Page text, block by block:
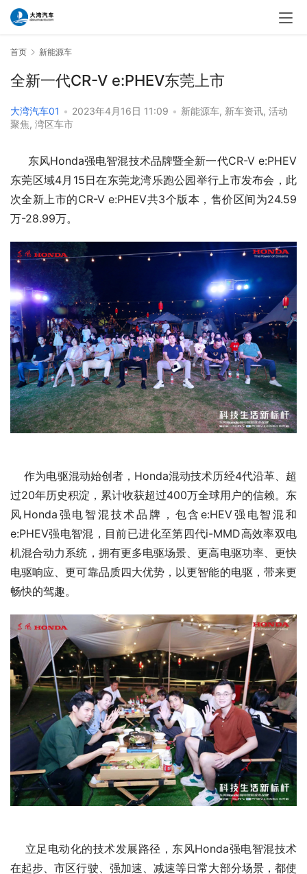
首页 新能源车
全新一代CR-V e:PHEV东莞上市
大湾汽车01 • 2023年4月16日 11:09 • 新能源车, 新车资讯, 活动
聚焦, 湾区车市
东莞区域4月15日在东莞龙湾乐跑公园举行上市发布会，此
次全新上市的CR-V e:PHEV共3个版本，售价区间为24.59
万-28.99万。
作为电驱混动始创者，Honda混动技术历经4代沿革、超
过20年历史积淀，累计收获超过400万全球用户的信赖。东
风Honda强电智混技术品牌，包含e:HEV强电智混和
e:PHEV强电智混，目前已进化至第四代i-MMD高效率双电
机混合动力系统，拥有更多电驱场景、更高电驱功率、更快
电驱响应、更可靠品质四大优势，以更智能的电驱，带来更
畅快的驾趣。
立足电动化的技术发展路径，东风Honda强电智混技术
在起步、市区行驶、强加速、减速等日常大部分场景，都使